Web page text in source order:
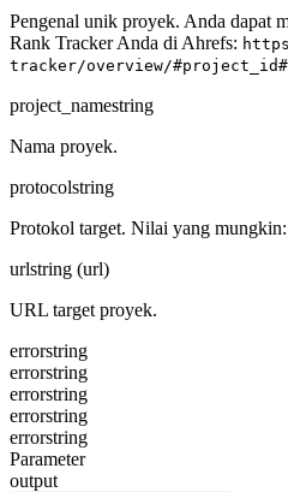
Pengenal unik proyek. Anda dapat
Rank Tracker Anda di Ahrefs:
tracker/overview/#project_id#
project_namestring
Nama proyek.
protocolstring
Protokol target. Nilai yang mungkin:
urlstring (url)
URL target proyek.
errorstring
errorstring
errorstring
errorstring
errorstring
Parameter
output